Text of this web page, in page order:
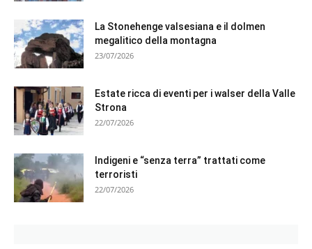
La Stonehenge valsesiana e il dolmen
megalitico della montagna
23/07/2026
Estate ricca di eventi per i walser della Valle
Strona
22/07/2026
Indigeni e “senza terra” trattati come
terroristi
22/07/2026